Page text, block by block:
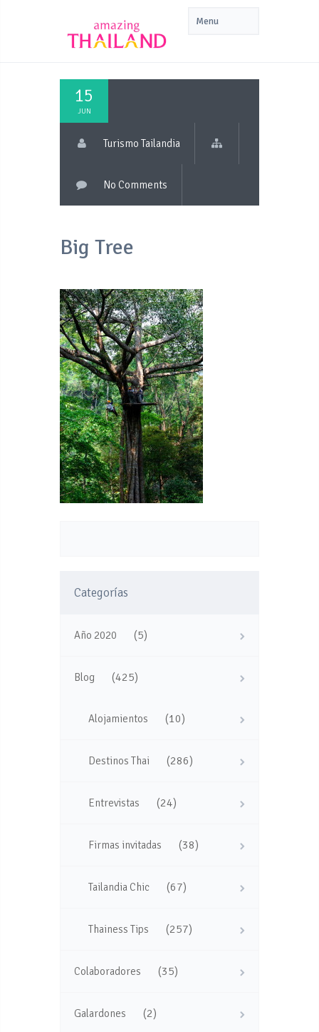
15
JUN
Turismo Tailandia
No Comments
Big Tree
Categorías
Año 2020 (5)
Blog (425)
Alojamientos (10)
Destinos Thai (286)
Entrevistas (24)
Firmas invitadas (38)
Tailandia Chic (67)
Thainess Tips (257)
Colaboradores (35)
Galardones (2)